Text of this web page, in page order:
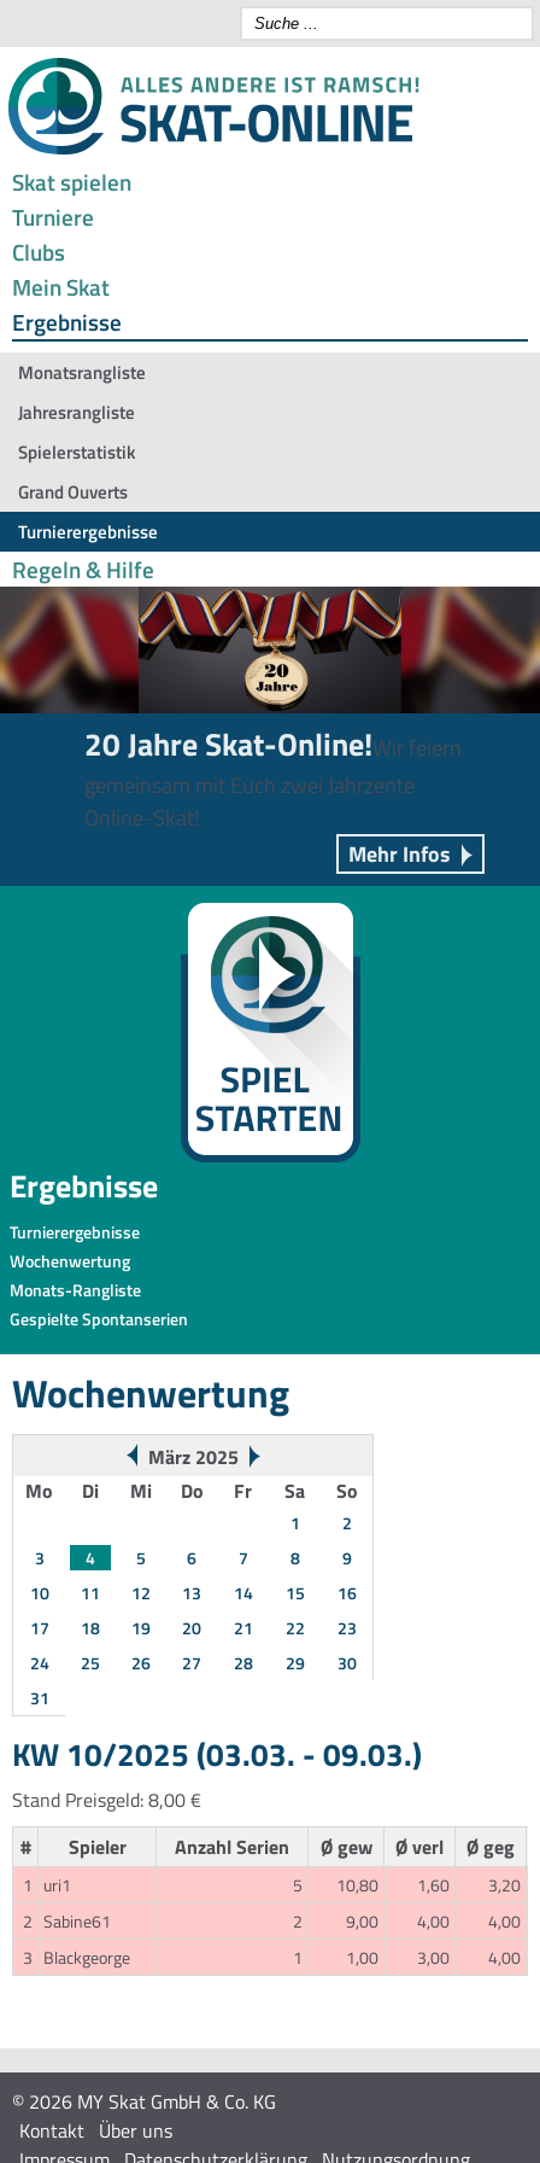
Skat spielen
Turniere
Clubs
Mein Skat
Ergebnisse
Monatsrangliste
Jahresrangliste
Spielerstatistik
Grand Ouverts
Turnierergebnisse
Regeln & Hilfe
20 Jahre Skat-Online!Wir feiern
gemeinsam mit Euch zwei Jahrzente
Online-Skat!
Mehr Infos
Ergebnisse
Turnierergebnisse
Wochenwertung
Monats-Rangliste
Gespielte Spontanserien
Wochenwertung
März 2025
Mo
Di Mi Do Fr Sa So
1
2
3
4 5 6 7 8
9
10
11 12 13 14 15
16
17
18 19 20 21 22
23
24
25 26 27 28 29
30
31
KW 10/2025 (03.03. - 09.03.)
Stand Preisgeld: 8,00 €
#
Spieler Anzahl Serien Ø gew Ø verl Ø geg
1 uri1 5 10,80 1,60
3,20
2 Sabine61 2 9,00 4,00
4,00
3 Blackgeorge 1 1,00 3,00 4,00
© 2026 MY Skat GmbH & Co. KG
Kontakt Über uns